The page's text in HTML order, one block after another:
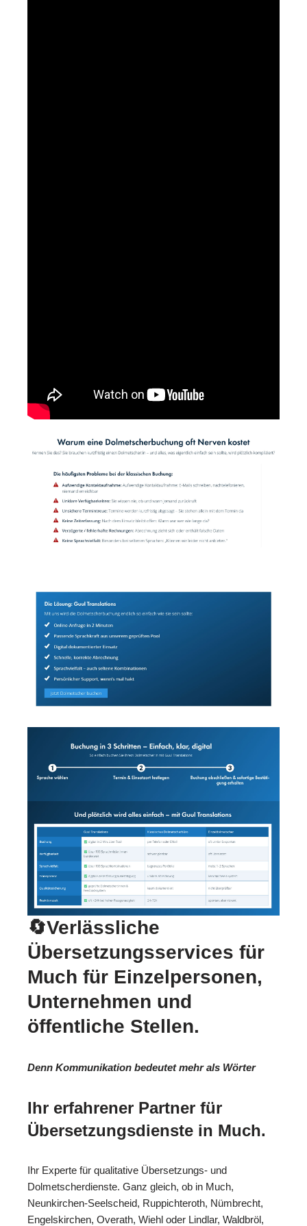
🔄Verlässliche
Übersetzungsservices für
Much für Einzelpersonen,
Unternehmen und
öffentliche Stellen.
Denn Kommunikation bedeutet mehr als Wörter
Ihr erfahrener Partner für
Übersetzungsdienste in Much.
Ihr Experte für qualitative Übersetzungs- und
Dolmetscherdienste. Ganz gleich, ob in Much,
Neunkirchen-Seelscheid, Ruppichteroth, Nümbrecht,
Engelskirchen, Overath, Wiehl oder Lindlar, Waldbröl,